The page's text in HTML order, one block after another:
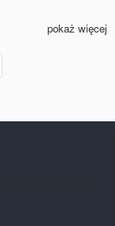
pokaż więcej